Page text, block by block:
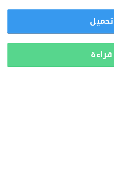
تحميل
قراءة